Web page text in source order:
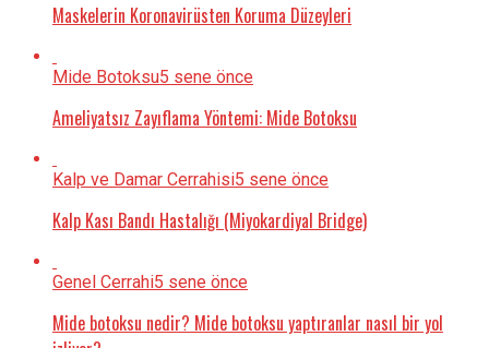
Maskelerin Koronavirüsten Koruma Düzeyleri
Mide Botoksu5 sene önce
Ameliyatsız Zayıflama Yöntemi: Mide Botoksu
Kalp ve Damar Cerrahisi5 sene önce
Kalp Kası Bandı Hastalığı (Miyokardiyal Bridge)
Genel Cerrahi5 sene önce
Mide botoksu nedir? Mide botoksu yaptıranlar nasıl bir yol